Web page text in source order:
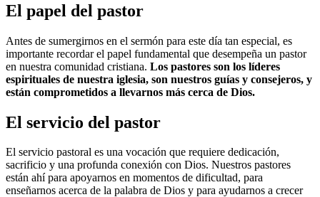
El papel del pastor
Antes de sumergirnos en el sermón para este día tan especial, es
importante recordar el papel fundamental que desempeña un pastor
en nuestra comunidad cristiana. Los pastores son los líderes
espirituales de nuestra iglesia, son nuestros guías y consejeros, y
están comprometidos a llevarnos más cerca de Dios.
El servicio del pastor
El servicio pastoral es una vocación que requiere dedicación,
sacrificio y una profunda conexión con Dios. Nuestros pastores
están ahí para apoyarnos en momentos de dificultad, para
enseñarnos acerca de la palabra de Dios y para ayudarnos a crecer